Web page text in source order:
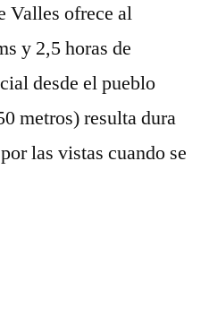
Valles ofrece al
y 2,5 horas de
desde el pueblo
metros) resulta dura
las vistas cuando se